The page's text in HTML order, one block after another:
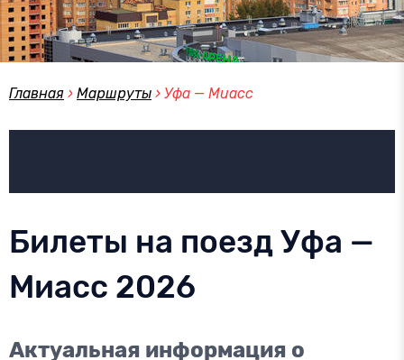
Главная › Маршруты › Уфа — Миасс
Билеты на поезд Уфа —
Миасс 2026
Актуальная информация о